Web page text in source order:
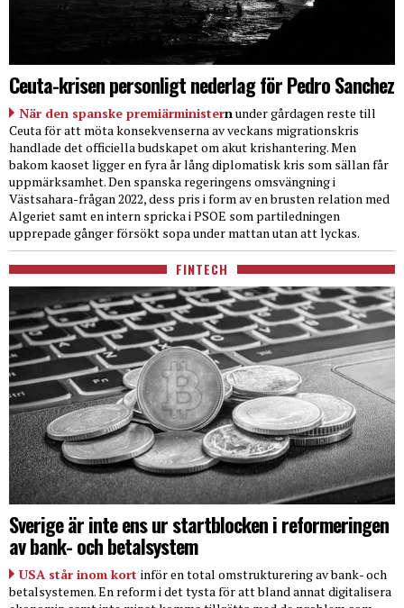
Ceuta-krisen personligt nederlag för Pedro Sanchez
När den spanske premiärministernunder gårdagen reste till
Ceuta för att möta konsekvenserna av veckans migrationskris
handlade det officiella budskapet om akut krishantering. Men
bakom kaoset ligger en fyra år lång diplomatisk kris som sällan får
uppmärksamhet. Den spanska regeringens omsvängning i
Västsahara-frågan 2022, dess pris i form av en brusten relation med
Algeriet samt en intern spricka i PSOE som partiledningen
upprepade gånger försökt sopa under mattan utan att lyckas.
FINTECH
Sverige är inte ens ur startblocken i reformeringen
av bank- och betalsystem
USA står inom kort inför en total omstrukturering av bank- och
betalsystemen. En reform i det tysta för att bland annat digitalisera